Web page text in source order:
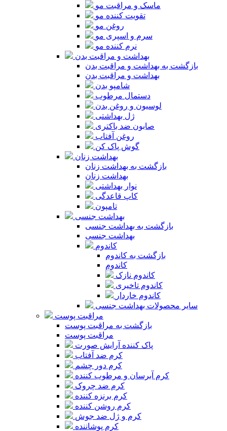
ماسک و مراقبت مو
تقویت کننده مو
روغن مو
سرم و اسپری مو
نرم کننده مو
بهداشت و مراقبت بدن
بازگشت به بهداشت و مراقبت بدن
بهداشت و مراقبت بدن
شامپو بدن
دستمال مرطوب
لوسیون و روغن بدن
ژل بهداشتی
صابون ضد باکتری
روغن آفتاب
گوش پاک کن
بهداشت زنان
بازگشت به بهداشت زنان
بهداشت زنان
نوار بهداشتی
کاپ قاعدگی
تامپون
بهداشت جنسی
بازگشت به بهداشت جنسی
بهداشت جنسی
کاندوم
بازگشت به کاندوم
کاندوم
کاندوم نازک
کاندوم تاخیری
کاندوم خاردار
سایر محصولات بهداشت جنسی
مراقبت پوست
بازگشت به مراقبت پوست
مراقبت پوست
پاک کننده آرایش صورت
کرم ضد آفتاب
کرم دور چشم
کرم آبرسان و مرطوب کننده
کرم ضد چروک
کرم برنزه کننده
کرم روشن کننده
کرم و ژل ضد جوش
کرم پوشاننده